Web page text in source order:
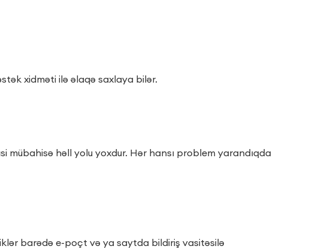
xidməti ilə əlaqə saxlaya bilər.
mübahisə həll yolu yoxdur. Hər hansı problem yarandıqda
barədə e-poçt və ya saytda bildiriş vasitəsilə